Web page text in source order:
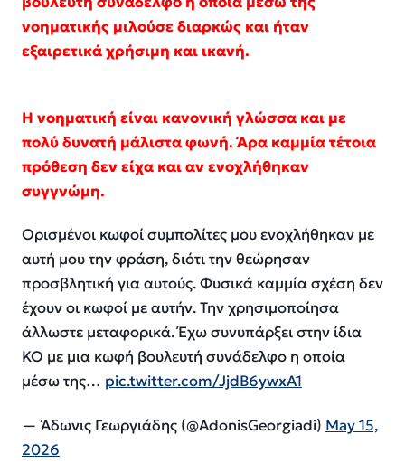
νοηματικής μιλούσε διαρκώς και ήταν
εξαιρετικά χρήσιμη και ικανή.
Η νοηματική είναι κανονική γλώσσα και με
πολύ δυνατή μάλιστα φωνή. Άρα καμμία τέτοια
πρόθεση δεν είχα και αν ενοχλήθηκαν
συγγνώμη.
Ορισμένοι κωφοί συμπολίτες μου ενοχλήθηκαν με
αυτή μου την φράση, διότι την θεώρησαν
προσβλητική για αυτούς. Φυσικά καμμία σχέση δεν
έχουν οι κωφοί με αυτήν. Την χρησιμοποίησα
άλλωστε μεταφορικά. Έχω συνυπάρξει στην ίδια
ΚΟ με μια κωφή βουλευτή συνάδελφο η οποία
μέσω της… pic.twitter.com/JjdB6ywxA1
— Άδωνις Γεωργιάδης (@AdonisGeorgiadi) May 15,
2026